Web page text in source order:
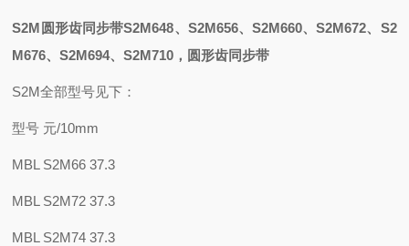
S2M圆形齿同步带S2M648、S2M656、S2M660、S2M672、S2
M676、S2M694、S2M710 ，圆形齿同步带
S2M全部型号见下：
型号 元/10mm
MBL S2M66 37.3
MBL S2M72 37.3
MBL S2M74 37.3